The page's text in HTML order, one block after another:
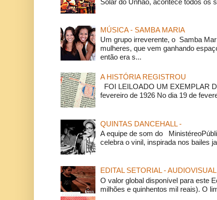
MÚSICA - SAMBA MARIA
Um grupo irreverente, o Samba
mulheres, que vem ganhando
então era s...
A HISTÓRIA REGISTROU
FOI LEILOADO UM EXEMPLAR
fevereiro de 1926 No dia 19 de
QUINTAS DANCEHALL -
A equipe de som do
celebra o vinil, inspirada nos bailes
EDITAL SETORIAL - AUDIOVISUAL
O valor global disponível para este
milhões e quinhentos mil reais). O